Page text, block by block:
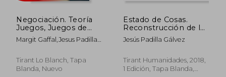
Negociación. Teoría
Juegos, Juegos de
Lenguaje y Formas de
Vida
Margit Gaffal,Jesus Padilla
Tirant Lo Blanch, Tapa
Blanda, Nuevo
Rápido
Estado de Cosas.
Reconstrucción de la
Polémica Sobre el
Sachverhalt (Plural)
Jesús Padilla Gálvez
Tirant Humanidades, 2018,
1 Edición, Tapa Blanda,